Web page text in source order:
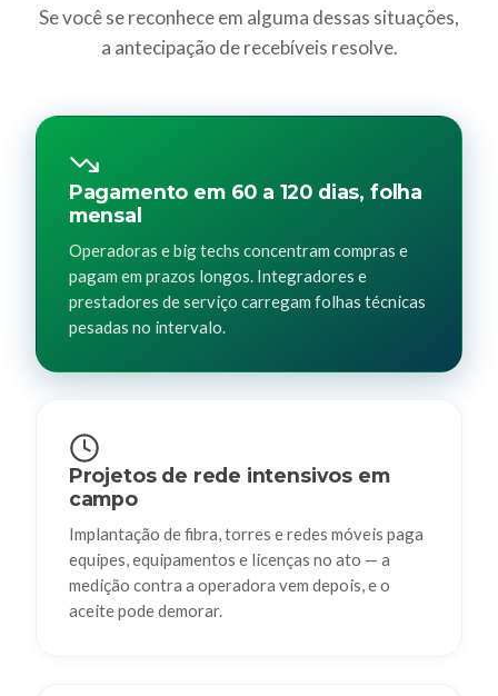
Se você se reconhece em alguma dessas situações,
a antecipação de recebíveis resolve.
Pagamento em 60 a 120 dias, folha
mensal
Operadoras e big techs concentram compras e
pagam em prazos longos. Integradores e
prestadores de serviço carregam folhas técnicas
pesadas no intervalo.
Projetos de rede intensivos em
campo
Implantação de fibra, torres e redes móveis paga
equipes, equipamentos e licenças no ato — a
medição contra a operadora vem depois, e o
aceite pode demorar.